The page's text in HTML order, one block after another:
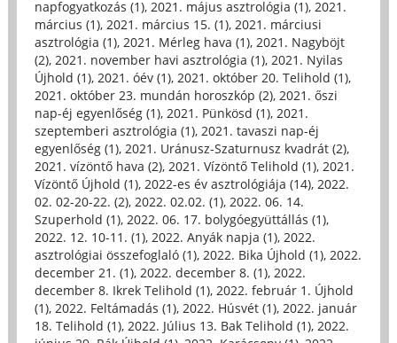
napfogyatkozás (1), 2021. május asztrológia (1), 2021.
március (1), 2021. március 15. (1), 2021. márciusi
asztrológia (1), 2021. Mérleg hava (1), 2021. Nagyböjt
(2), 2021. november havi asztrológia (1), 2021. Nyilas
Újhold (1), 2021. óév (1), 2021. október 20. Telihold (1),
2021. október 23. mundán horoszkóp (2), 2021. őszi
nap-éj egyenlőség (1), 2021. Pünkösd (1), 2021.
szeptemberi asztrológia (1), 2021. tavaszi nap-éj
egyenlőség (1), 2021. Uránusz-Szaturnusz kvadrát (2),
2021. vízöntő hava (2), 2021. Vízöntő Telihold (1), 2021.
Vízöntő Újhold (1), 2022-es év asztrológiája (14), 2022.
02. 02-20-22. (2), 2022. 02.02. (1), 2022. 06. 14.
Szuperhold (1), 2022. 06. 17. bolygóegyüttállás (1),
2022. 12. 10-11. (1), 2022. Anyák napja (1), 2022.
asztrológiai összefoglaló (1), 2022. Bika Újhold (1), 2022.
december 21. (1), 2022. december 8. (1), 2022.
december 8. Ikrek Telihold (1), 2022. február 1. Újhold
(1), 2022. Feltámadás (1), 2022. Húsvét (1), 2022. január
18. Telihold (1), 2022. Július 13. Bak Telihold (1), 2022.